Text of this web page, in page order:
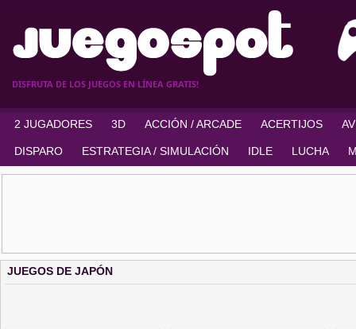
DISFRUTA DE LOS JUEGOS EN LÍNEA GRATIS!
2 JUGADORES 3D ACCIÓN / ARCADE ACERTIJOS
DISPARO ESTRATEGIA / SIMULACIÓN IDLE LUCHA
JUEGOS DE JAPÓN